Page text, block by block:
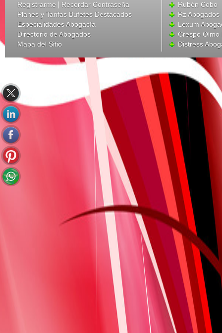
Registrarme | Recordar Contraseña
Planes y Tarifas Bufetes Destacados
Especialidades Abogacía
Directorio de Abogados
Mapa del Sitio
Rubén Cobo
Rz Abogados
Lexum
Crespo Olmo
Distress